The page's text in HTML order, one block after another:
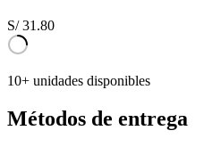
S/31.80
10+ unidades disponibles
Métodos de entrega